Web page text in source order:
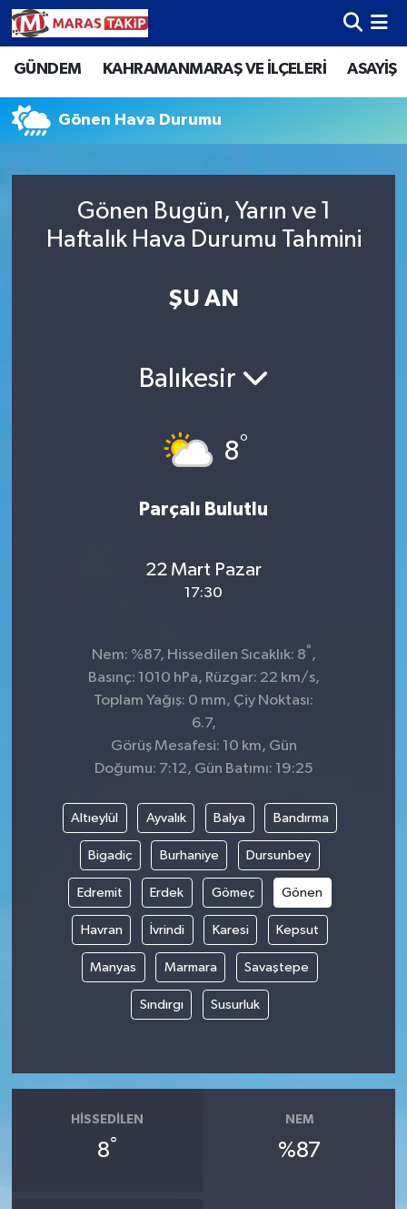
GÜNDEM KAHRAMANMARAŞ VE İLÇELERİ ASAYİŞ
Gönen Hava Durumu
Gönen Bugün, Yarın ve 1
Haftalık Hava Durumu Tahmini
ŞU AN
Balıkesir
8°
Parçalı Bulutlu
22 Mart Pazar
17:30
Nem: %87, Hissedilen Sıcaklık: 8° ,
Basınç: 1010 hPa, Rüzgar: 22 km/s,
Toplam Yağış: 0 mm, Çiy Noktası:
6.7,
Görüş Mesafesi: 10 km, Gün
Doğumu: 7:12, Gün Batımı: 19:25
Altıeylül Ayvalık Balya Bandırma
Bigadiç Burhaniye Dursunbey
Edremit Erdek Gömeç Gönen
Havran İvrindi Karesi Kepsut
Manyas Marmara Savaştepe
Sındırgı Susurluk
HISSEDILEN
8°
NEM
%87
Kahramanmaraş Nöbetçi Eczaneler
Kahramanmaraş Hava Durumu
Kahramanmaraş Trafik Yoğunluk Haritası